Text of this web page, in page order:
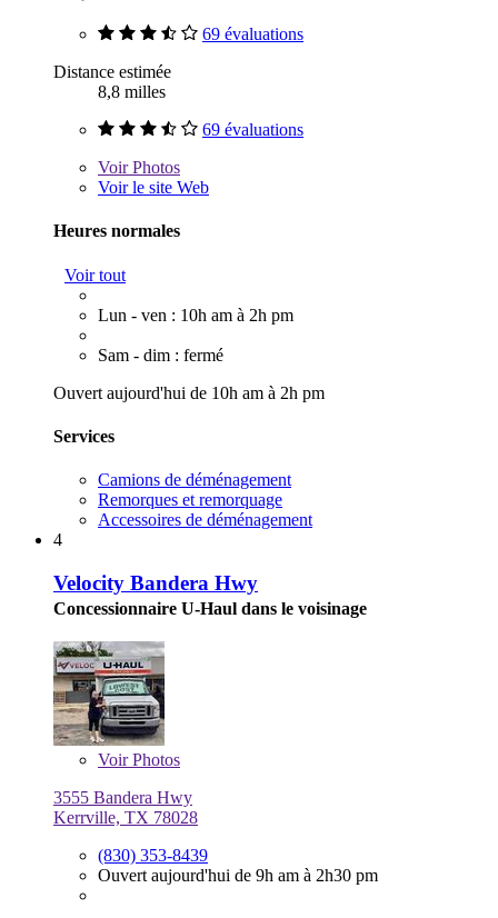
69 évaluations
Distance estimée
8,8 milles
69 évaluations
VoirPhotos
Voir le site Web
Heures normales
Voir tout
Lun - ven : 10h am à 2h pm
Sam - dim : fermé
Ouvert aujourd'hui de 10h am à 2h pm
Services
Camions de déménagement
Remorques et remorquage
Accessoires de déménagement
4
Velocity Bandera Hwy
Concessionnaire U-Haul dans le voisinage
VoirPhotos
3555 Bandera Hwy
Kerrville, TX 78028
(830) 353-8439
Ouvert aujourd'hui de 9h am à 2h30 pm